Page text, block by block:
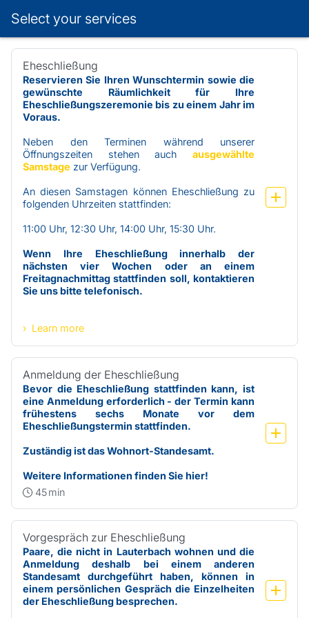
Select your services
Booking step Select your services
Eheschließung
Reservieren Sie Ihren Wunschtermin sowie die
gewünschte Räumlichkeit für Ihre
Eheschließungszeremonie bis zu einem Jahr im
Voraus.
Neben den Terminen während unserer
Öffnungszeiten stehen auch ausgewählte
Samstage zur Verfügung.
An diesen Samstagen können Eheschließung zu
folgenden Uhrzeiten stattfinden:
11:00 Uhr, 12:30 Uhr, 14:00 Uhr, 15:30 Uhr.
Wenn Ihre Eheschließung innerhalb der
nächsten vier Wochen oder an einem
Freitagnachmittag stattfinden soll, kontaktieren
Sie uns bitte telefonisch.
Learn more
Anmeldung der Eheschließung
Bevor die Eheschließung stattfinden kann, ist
eine Anmeldung erforderlich - der Termin kann
frühestens sechs Monate vor dem
Eheschließungstermin stattfinden.
Zuständig ist das Wohnort-Standesamt.
Weitere Informationen finden Sie hier!
45min
Vorgespräch zur Eheschließung
Paare, die nicht in Lauterbach wohnen und die
Anmeldung deshalb bei einem anderen
Standesamt durchgeführt haben, können in
einem persönlichen Gespräch die Einzelheiten
der Eheschließung besprechen.